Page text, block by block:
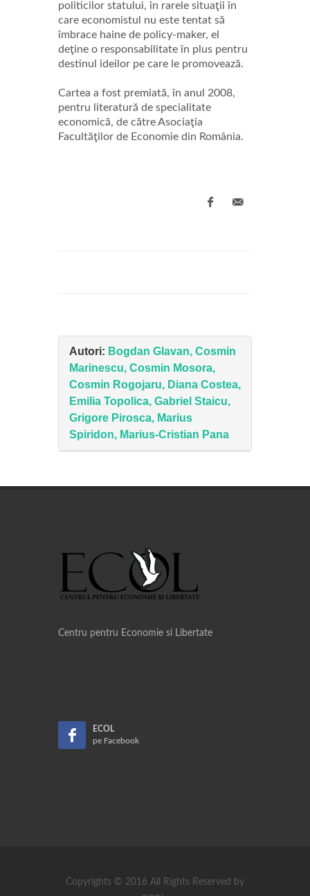
politicilor statului, în rarele situaţii în
care economistul nu este tentat să
îmbrace haine de policy-maker, el
deţine o responsabilitate în plus pentru
destinul ideilor pe care le promovează.
Cartea a fost premiată, în anul 2008,
pentru literatură de specialitate
economică, de către Asociaţia
Facultăţilor de Economie din România.
Autori: Bogdan Glavan, Cosmin
Marinescu, Cosmin Mosora,
Cosmin Rogojaru, Diana Costea,
Emilia Topolica, Gabriel Staicu,
Grigore Pirosca, Marius
Spiridon, Marius-Cristian Pana
Centru pentru Economie si Libertate
ECOL
pe Facebook
Copyrights © 2016 All Rights Reserved by